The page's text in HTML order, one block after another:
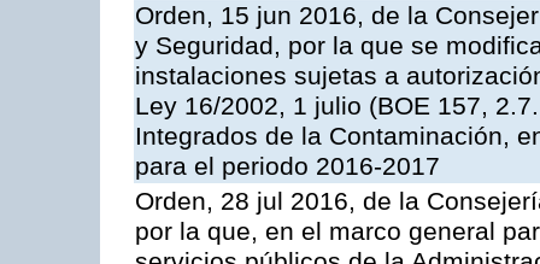
Orden, 15 jun 2016, de la
y Seguridad, por la que se
instalaciones sujetas a
Ley 16/2002, 1 julio (BOE 157,
Integrados de la Contaminación,
para el periodo 2016-2017
Orden, 28 jul 2016, de la
por la que, en el marco general